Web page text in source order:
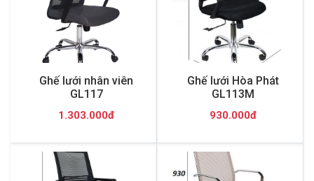
Ghế lưới nhân viên
GL117
1.303.000đ
Ghế lưới Hòa Phát
GL113M
930.000đ